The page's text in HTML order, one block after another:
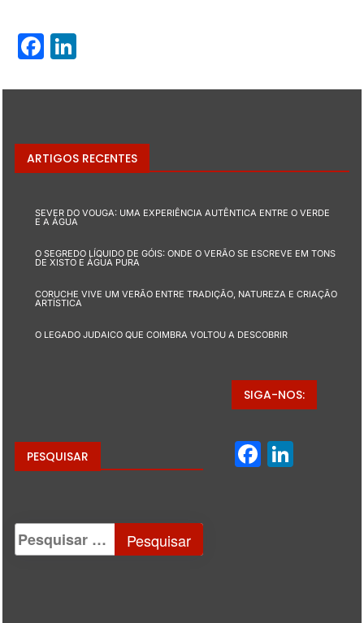
Facebook
ARTIGOS RECENTES
SEVER DO VOUGA: UMA EXPERIÊNCIA AUTÊNTICA ENTRE O VERDE
E A ÁGUA
O SEGREDO LÍQUIDO DE GÓIS: ONDE O VERÃO SE ESCREVE EM TONS
DE XISTO E ÁGUA PURA
CORUCHE VIVE UM VERÃO ENTRE TRADIÇÃO, NATUREZA E CRIAÇÃO
ARTÍSTICA
O LEGADO JUDAICO QUE COIMBRA VOLTOU A DESCOBRIR
PESQUISAR
SIGA-NOS: